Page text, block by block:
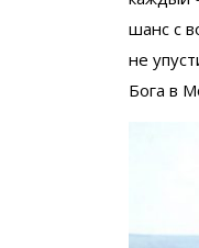
шанс с
не
Бога в